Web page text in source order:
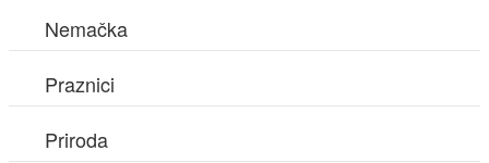
Nemačka
Praznici
Priroda